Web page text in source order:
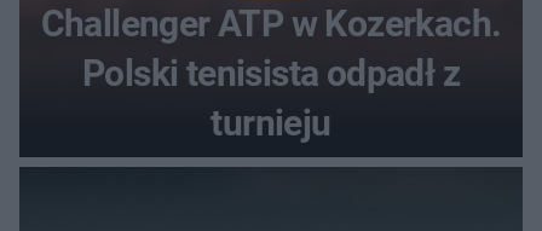
Challenger ATP w Kozerkach.
Polski tenisista odpadł z
turnieju